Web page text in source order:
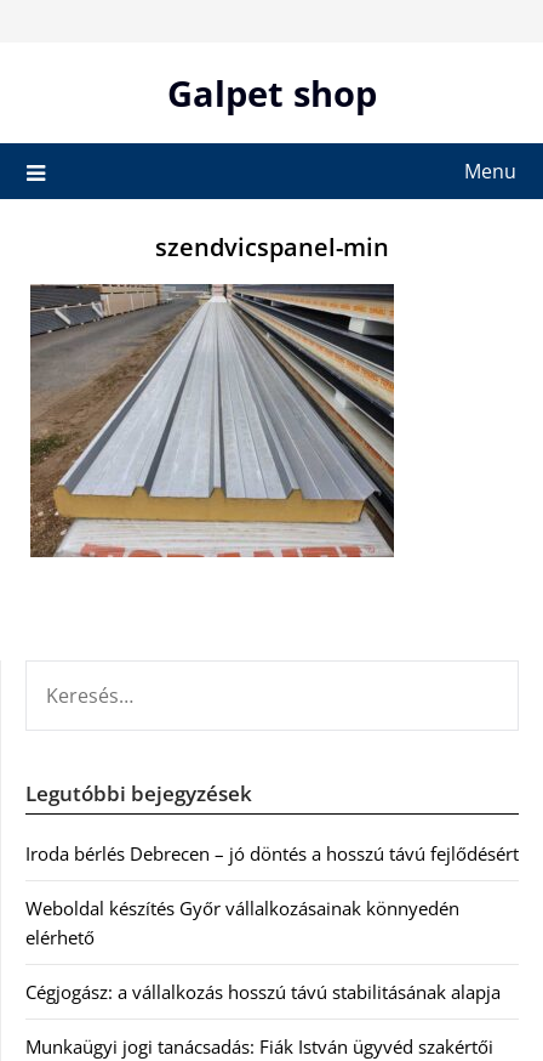
Galpet shop
Menu
szendvicspanel-min
Legutóbbi bejegyzések
Iroda bérlés Debrecen – jó döntés a hosszú távú fejlődésért
Weboldal készítés Győr vállalkozásainak könnyedén
elérhető
Cégjogász: a vállalkozás hosszú távú stabilitásának alapja
Munkaügyi jogi tanácsadás: Fiák István ügyvéd szakértői